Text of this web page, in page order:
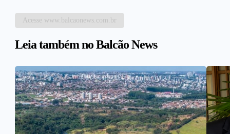
Acesse www.balcaonews.com.br
Leia também no Balcão News